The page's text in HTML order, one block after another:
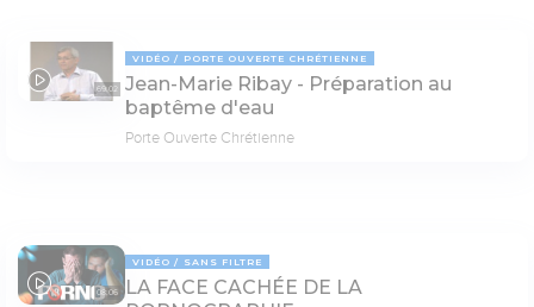
69:02
VIDÉO PORTE OUVERTE CHRÉTIENNE
Jean-Marie Ribay - Préparation au
baptême d'eau
Porte Ouverte Chrétienne
08:06
VIDÉO SANS FILTRE
LA FACE CACHÉE DE LA